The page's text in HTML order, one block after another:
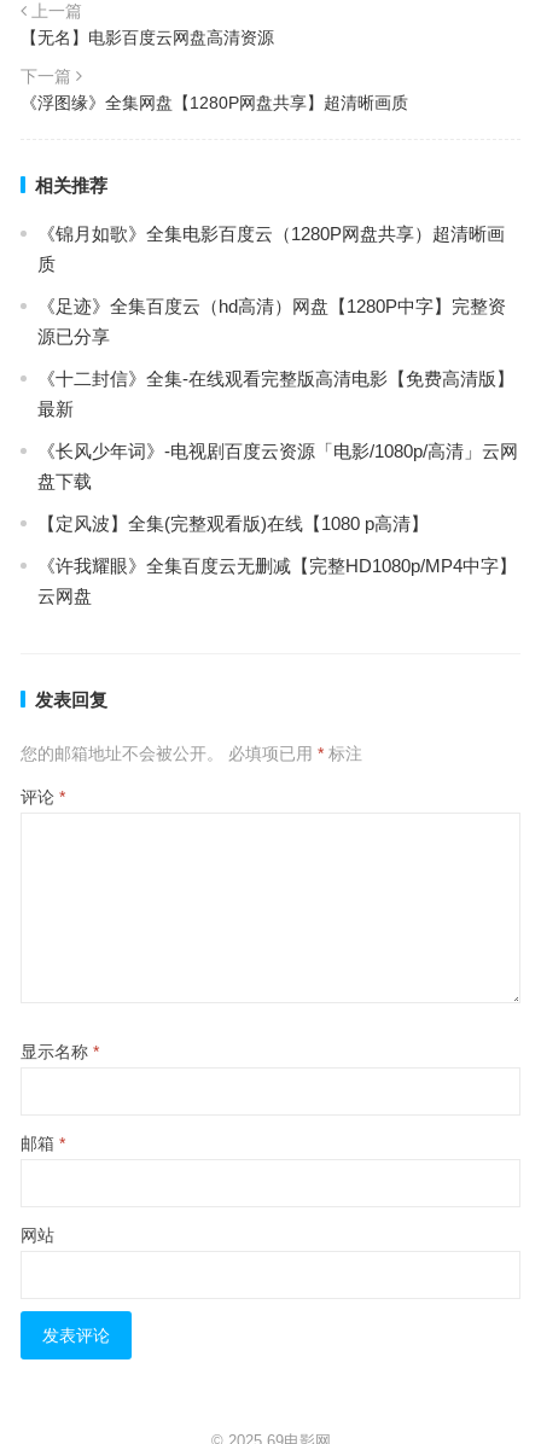
上一篇
【无名】电影百度云网盘高清资源
下一篇
《浮图缘》全集网盘【1280P网盘共享】超清晰画质
相关推荐
《锦月如歌》全集电影百度云（1280P网盘共享）超清晰画
质
《足迹》全集百度云（hd高清）网盘【1280P中字】完整资
源已分享
《十二封信》全集-在线观看完整版高清电影【免费高清版】
最新
《长风少年词》-电视剧百度云资源「电影/1080p/高清」云网
盘下载
【定风波】全集(完整观看版)在线【1080 p高清】
《许我耀眼》全集百度云无删减【完整HD1080p/MP4中字】
云网盘
发表回复
您的邮箱地址不会被公开。 必填项已用 *标注
评论 *
显示名称 *
邮箱 *
网站